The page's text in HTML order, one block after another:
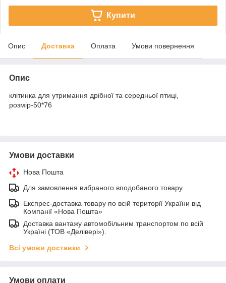
Купити
Опис Доставка Оплата Умови повернення
Опис
клітинка для утримання дрібної та середньої птиці,
розмір-50*76
Умови доставки
Нова Пошта
Для замовлення вибраного вподобаного товару
Експрес-доставка товару по всій території України від
Компанії «Нова Пошта»
Доставка вантажу автомобільним транспортом по всій
Україні (ТОВ «Делівері»).
Всі умови доставки
Умови оплати